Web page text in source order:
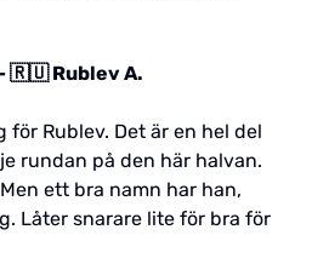
🇷🇺 Rublev A.
Rublev. Det är en hel del
rundan på den här halvan.
ett bra namn har han,
Låter snarare lite för bra för